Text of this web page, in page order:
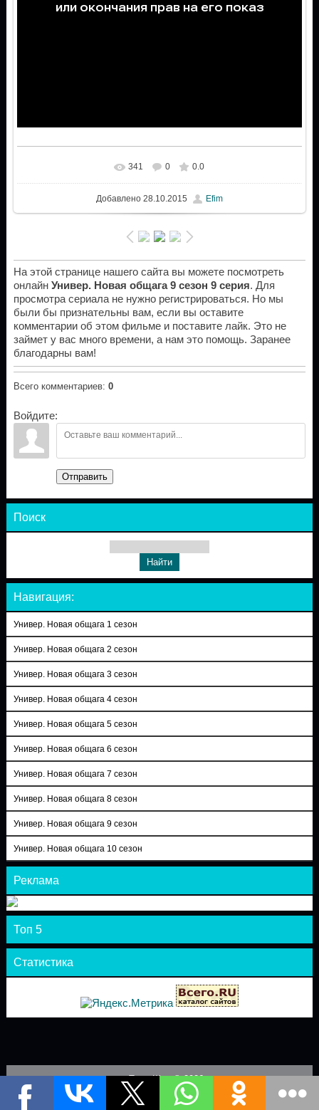
341 0 0.0
Добавлено28.10.2015 Efim
На этой странице нашего сайта вы можете посмотреть
онлайн Универ. Новая общага 9 сезон 9 серия. Для
просмотра сериала не нужно регистрироваться. Но мы
были бы признательны вам, если вы оставите
комментарии об этом фильме и поставите лайк. Это не
займет у вас много времени, а нам это помощь. Заранее
благодарны вам!
Всего комментариев: 0
Войдите:
Отправить
Поиск
Навигация:
Универ. Новая общага 1 сезон
Универ. Новая общага 2 сезон
Универ. Новая общага 3 сезон
Универ. Новая общага 4 сезон
Универ. Новая общага 5 сезон
Универ. Новая общага 6 сезон
Универ. Новая общага 7 сезон
Универ. Новая общага 8 сезон
Универ. Новая общага 9 сезон
Универ. Новая общага 10 сезон
Реклама
Топ 5
Статистика
Теле-Шоу © 2026